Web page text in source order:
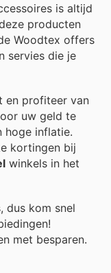
is altijd
producten
Woodtex offers
servies die je
en profiteer van
uw geld te
hoge inflatie.
kortingen bij
winkels in het
dus kom snel
met besparen.